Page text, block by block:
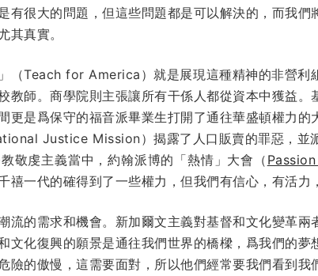
有很大的問題，但這些問題都是可以解決的，而我
其真實。
（Teach for America）就是展現這種精神的非營利
教師。商學院則主張讓所有干係人都從資本中獲益
更是爲保守的福音派畢業生打開了通往華盛頓權力的
Justice Mission）揭露了人口販賣的罪惡，並
敬虔主義當中，約翰派博的「熱情」大會（
禧一代的確得到了一些權力，但我們有信心，有活力
流的需求和機會。新加爾文主義對基督和文化變革
文化復興的願景是通往我們世界的橋樑，爲我們的夢
險的傲慢，這需要面對，所以他們經常要我們看到我